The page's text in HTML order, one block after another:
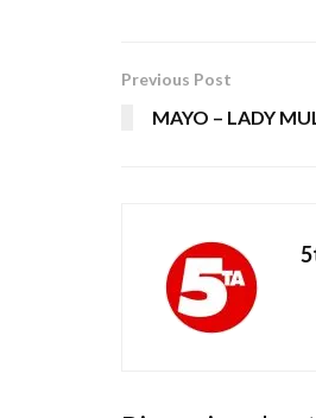
Previous Post
MAYO – LADY